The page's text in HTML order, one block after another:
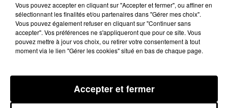
15 août 2024 - 1 min 16 sec
L'AGENDA DES HAUTES-PYRÉNÉES DU
15/08/2024 À 07H48
L'agenda des Hautes-Pyrénées
Vous pouvez accepter en cliquant sur "Accepter et fermer", ou affiner en
sélectionnant les finalités et/ou partenaires dans "Gérer mes choix".
Vous pouvez également refuser en cliquant sur "Continuer sans
accepter". Vos préférences ne s'appliqueront que pour ce site. Vous
pouvez mettre à jour vos choix, ou retirer votre consentement à tout
moment via le lien "Gérer les cookies" situé en bas de chaque page.
Accepter et fermer